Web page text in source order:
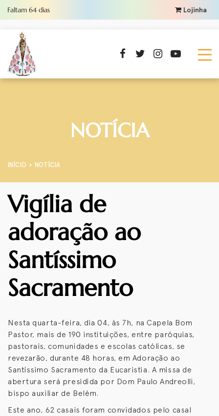
Faltam 64 dias Lojinha
NOTÍCIA
INÍCIO NOTÍCIA
Vigília de
adoração ao
Santíssimo
Sacramento
Nesta quarta-feira, dia 04, às 7h, na Capela Bom
Pastor, mais de 190 instituições, entre paróquias,
pastorais, comunidades e escolas católicas, se
revezarão, durante 48 horas, em Adoração ao
Santíssimo Sacramento da Eucaristia. A missa de
abertura será presidida por Dom Paulo Andreolli,
bispo auxiliar de Belém.
Este ano, 62 casais foram convidados pelo casal